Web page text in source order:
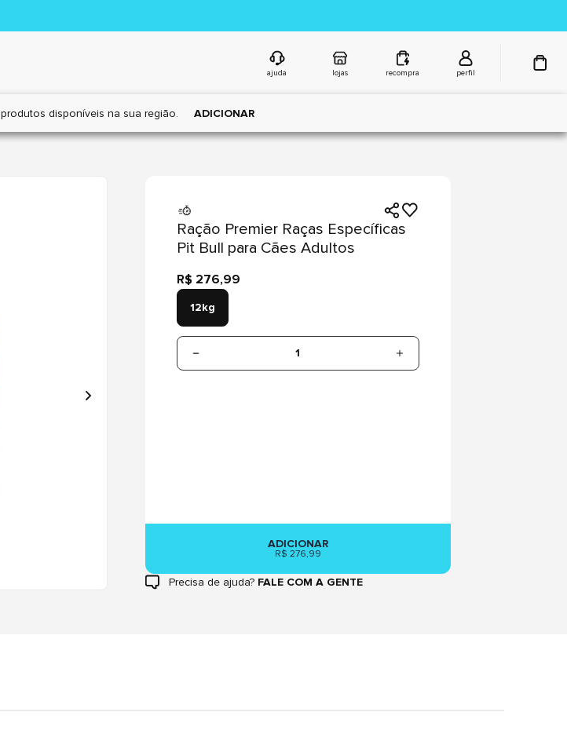
ajuda lojas recompra perfil
produtos disponíveis na sua região. ADICIONAR
Ração Premier Raças Específicas
Pit Bull para Cães Adultos
R$ 276,99
12kg
1
ADICIONAR
R$ 276,99
Precisa de ajuda? FALE COM A GENTE